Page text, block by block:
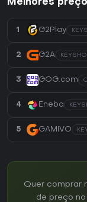
Melhores
1 G2Play
2 G2A
3 GOG.com
4 Eneba
5 GAMIVO
Quer comprar
de preço